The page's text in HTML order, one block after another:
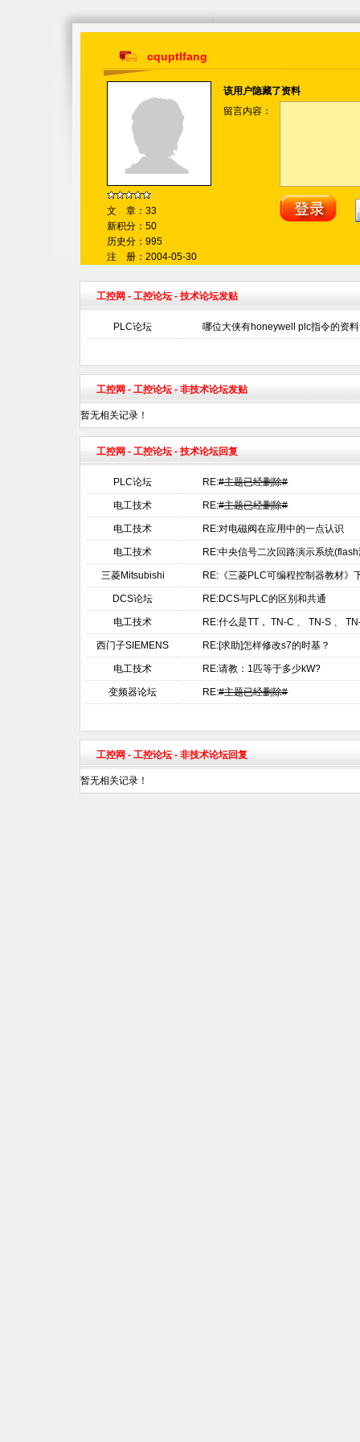
cquptlfang
文 章：33
新积分：50
历史分：995
注 册：2004-05-30
该用户隐藏了资料
留言内容：
工控网 - 工控论坛- 技术论坛发贴
PLC论坛 哪位大侠有honeywell plc指令的资
工控网 - 工控论坛- 非技术论坛发贴
暂无相关记录！
工控网 - 工控论坛- 技术论坛回复
PLC论坛 RE:#主题已经删除#
电工技术 RE:#主题已经删除#
电工技术 RE:对电磁阀在应用中的一点认识
电工技术 RE:中央信号二次回路演示系统
三菱Mitsubishi RE:《三菱PLC可编程控制器教材》
DCS论坛 RE:DCS与PLC的区别和共通
电工技术 RE:什么是TT， TN-C 、 TN-S 、
西门子SIEMENS RE:[求助]怎样修改s7的时基？
电工技术 RE:请教：1匹等于多少kW?
变频器论坛 RE:#主题已经删除#
工控网 - 工控论坛- 非技术论坛回复
暂无相关记录！